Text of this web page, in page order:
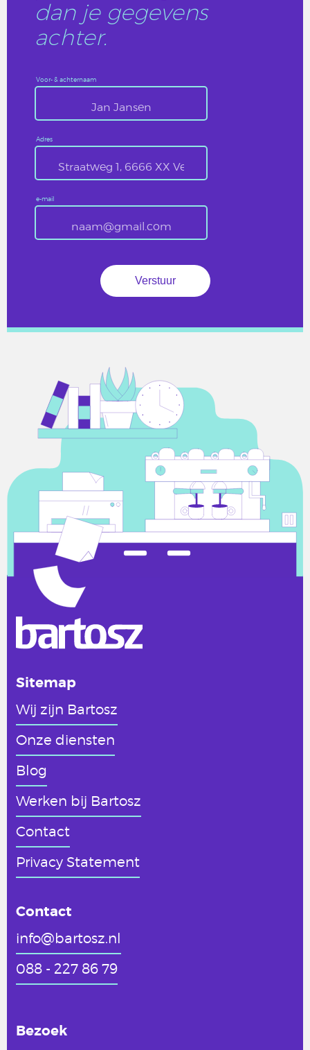
dan je gegevens
achter.
Voor- & achternaam
Adres
e-mail
Sitemap
Wij zijn Bartosz
Onze diensten
Blog
Werken bij Bartosz
Contact
Privacy Statement
Contact
info@bartosz.nl
088 - 227 86 79
Bezoek